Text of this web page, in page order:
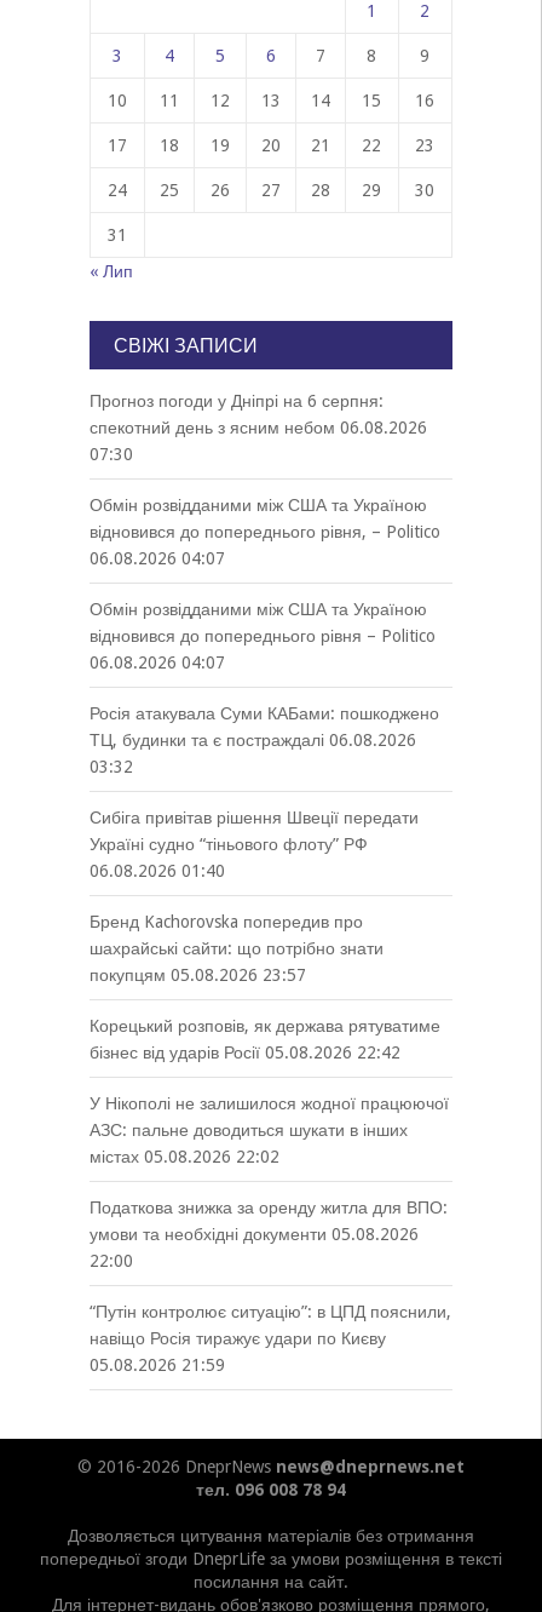
1 2
3 4 5 6 7 8 9
10 11 12 13 14 15 16
17 18 19 20 21 22 23
24 25 26 27 28 29 30
31
« Лип
СВІЖІ ЗАПИСИ
Прогноз погоди у Дніпрі на 6 серпня:
спекотний день з ясним небом 06.08.2026
07:30
Обмін розвідданими між США та Україною
відновився до попереднього рівня, – Politico
06.08.2026 04:07
Обмін розвідданими між США та Україною
відновився до попереднього рівня – Politico
06.08.2026 04:07
Росія атакувала Суми КАБами: пошкоджено
ТЦ, будинки та є постраждалі 06.08.2026
03:32
Сибіга привітав рішення Швеції передати
Україні судно “тіньового флоту” РФ
06.08.2026 01:40
Бренд Kachorovska попередив про
шахрайські сайти: що потрібно знати
покупцям 05.08.2026 23:57
Корецький розповів, як держава рятуватиме
бізнес від ударів Росії 05.08.2026 22:42
У Нікополі не залишилося жодної працюючої
АЗС: пальне доводиться шукати в інших
містах 05.08.2026 22:02
Податкова знижка за оренду житла для ВПО:
умови та необхідні документи 05.08.2026
22:00
“Путін контролює ситуацію”: в ЦПД пояснили,
навіщо Росія тиражує удари по Києву
05.08.2026 21:59
© 2016-2026 DneprNews news@dneprnews.net
тел. 096 008 78 94
Дозволяється цитування матеріалів без отримання
попередньої згоди DneprLife за умови розміщення в тексті
посилання на сайт.
Для інтернет-видань обов'язково розміщення прямого,